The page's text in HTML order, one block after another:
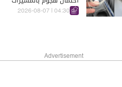
يشغل كبار المسؤولين الأمنيين
04:30 | 2026-08-07
Advertisement